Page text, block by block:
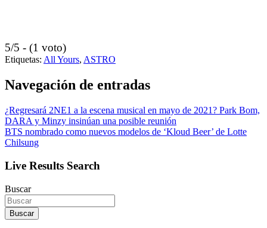
5/5 - (1 voto)
Etiquetas: All Yours, ASTRO
Navegación de entradas
¿Regresará 2NE1 a la escena musical en mayo de 2021? Park Bom,
DARA y Minzy insinúan una posible reunión
BTS nombrado como nuevos modelos de ‘Kloud Beer’ de Lotte
Chilsung
Live Results Search
Buscar
Buscar